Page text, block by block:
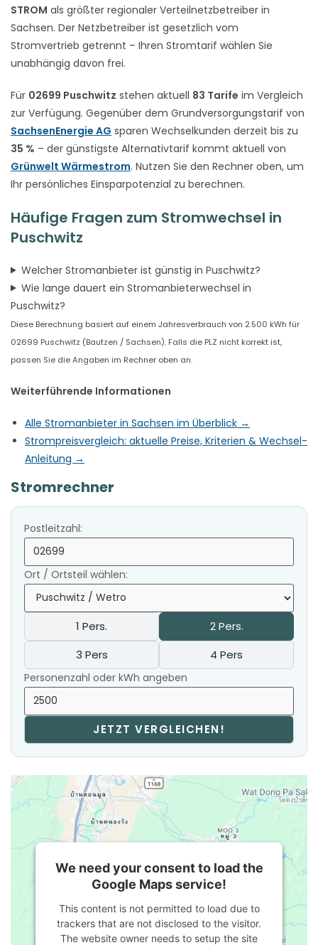
STROM als größter regionaler Verteilnetzbetreiber in
Sachsen. Der Netzbetreiber ist gesetzlich vom
Stromvertrieb getrennt – Ihren Stromtarif wählen Sie
unabhängig davon frei.
Für 02699 Puschwitz stehen aktuell 83 Tarife im Vergleich
zur Verfügung. Gegenüber dem Grundversorgungstarif von
SachsenEnergie AG sparen Wechselkunden derzeit bis zu
35 % – der günstigste Alternativtarif kommt aktuell von
Grünwelt Wärmestrom. Nutzen Sie den Rechner oben, um
Ihr persönliches Einsparpotenzial zu berechnen.
Häufige Fragen zum Stromwechsel in
Puschwitz
Welcher Stromanbieter ist günstig in Puschwitz?
Wie lange dauert ein Stromanbieterwechsel in
Puschwitz?
Diese Berechnung basiert auf einem Jahresverbrauch von 2.500 kWh für
02699 Puschwitz (Bautzen / Sachsen). Falls die PLZ nicht korrekt ist,
passen Sie die Angaben im Rechner oben an.
Weiterführende Informationen
Alle Stromanbieter in Sachsen im Überblick →
Strompreisvergleich: aktuelle Preise, Kriterien & Wechsel-
Anleitung →
Stromrechner
Postleitzahl:
Ort / Ortsteil wählen:
1 Pers.
2 Pers.
3 Pers
4 Pers
Personenzahl oder kWh angeben
JETZT VERGLEICHEN!
We need your consent to load the
Google Maps service!
This content is not permitted to load due to
trackers that are not disclosed to the visitor.
The website owner needs to setup the site